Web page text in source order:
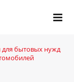
бытовых нужд